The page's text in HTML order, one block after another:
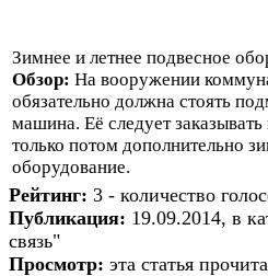
Зимнее и летнее подвесное
Обзор: На вооружении
обязательно должна стоять
машина. Её следует
только потом дополнительно
оборудование.
Рейтинг: 3 - количество
Публикация: 19.09.2014, в
связь"
Просмотр: эта статья